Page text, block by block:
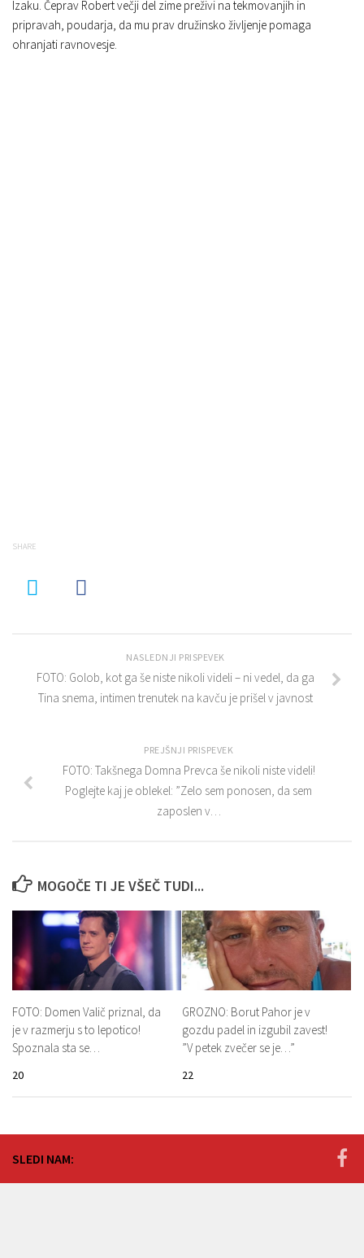
Izaku. Čeprav Robert večji del zime preživi na tekmovanjih in
pripravah, poudarja, da mu prav družinsko življenje pomaga
ohranjati ravnovesje.
SHARE
NASLEDNJI PRISPEVEK
FOTO: Golob, kot ga še niste nikoli videli – ni vedel, da ga
Tina snema, intimen trenutek na kavču je prišel v javnost
PREJŠNJI PRISPEVEK
FOTO: Takšnega Domna Prevca še nikoli niste videli!
Poglejte kaj je oblekel: ”Zelo sem ponosen, da sem
zaposlen v…
MOGOČE TI JE VŠEČ TUDI...
FOTO: Domen Valič priznal, da
je v razmerju s to lepotico!
Spoznala sta se…
20
GROZNO: Borut Pahor je v
gozdu padel in izgubil zavest!
”V petek zvečer se je…”
22
SLEDI NAM: